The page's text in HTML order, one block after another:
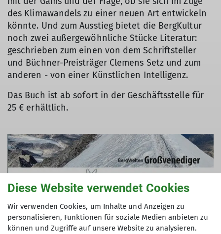
des Klimawandels zu einer neuen Art entwickeln
könnte. Und zum Ausstieg bietet die BergKultur
noch zwei außergewöhnliche Stücke Literatur:
geschrieben zum einen von dem Schriftsteller
und Büchner-Preisträger Clemens Setz und zum
anderen - von einer Künstlichen Intelligenz.
Das Buch ist ab sofort in der Geschäftsstelle für
25 € erhältlich.
Diese Website verwendet Cookies
Wir verwenden Cookies, um Inhalte und Anzeigen zu
personalisieren, Funktionen für soziale Medien anbieten zu
können und Zugriffe auf unsere Website zu analysieren.